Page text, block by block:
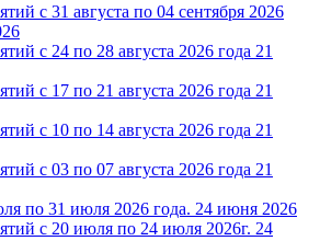
с 31 августа по 04 сентября 2026
с 24 по 28 августа 2026 года 21
с 17 по 21 августа 2026 года 21
с 10 по 14 августа 2026 года 21
с 03 по 07 августа 2026 года 21
по 31 июля 2026 года. 24 июня 2026
с 20 июля по 24 июля 2026г. 24